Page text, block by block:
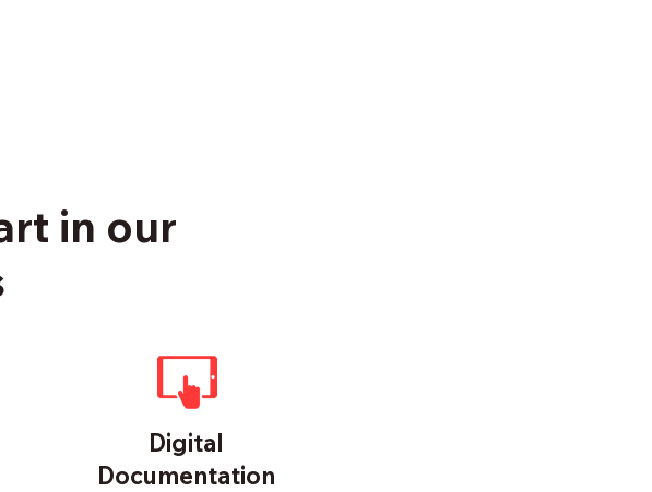
in our
Digital
Documentation